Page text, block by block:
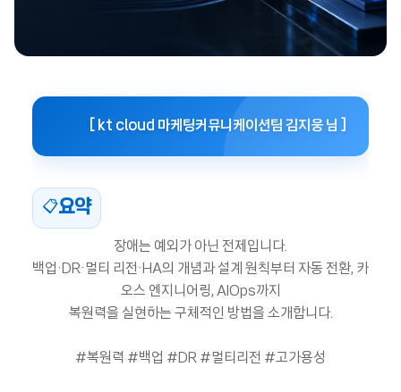
[ kt cloud 마케팅커뮤니케이션팀 김지웅 님 ]
📋요약
장애는 예외가 아닌 전제입니다.
백업·DR·멀티 리전·HA의 개념과 설계 원칙부터 자동 전환, 카
오스 엔지니어링, AIOps까지
복원력을 실현하는 구체적인 방법을 소개합니다.
#복원력 #백업 #DR #멀티리전 #고가용성